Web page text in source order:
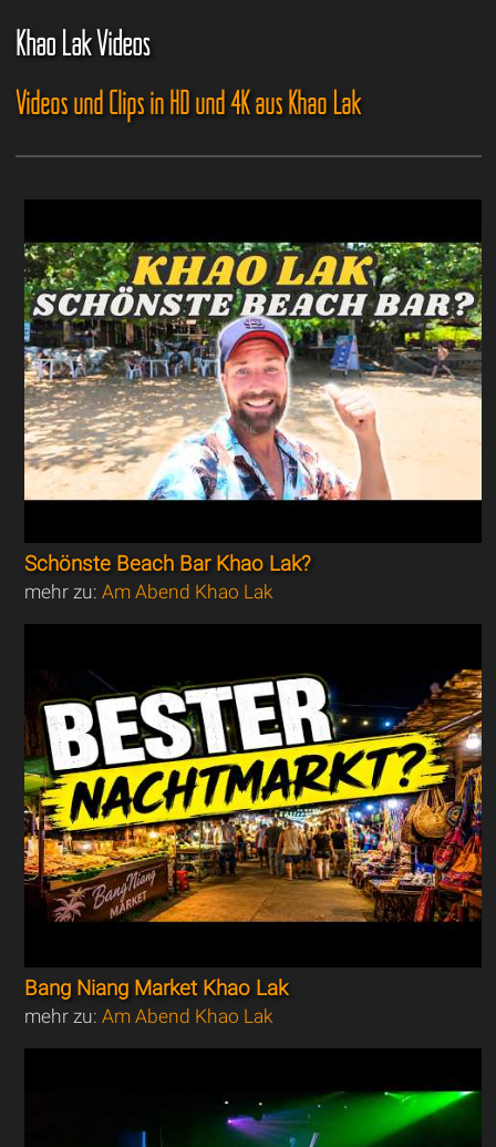
Khao Lak Videos
Videos und Clips in HD und 4K aus Khao Lak
Schönste Beach Bar Khao Lak?
mehr zu:Am Abend Khao Lak
Bang Niang Market Khao Lak
mehr zu:Am Abend Khao Lak